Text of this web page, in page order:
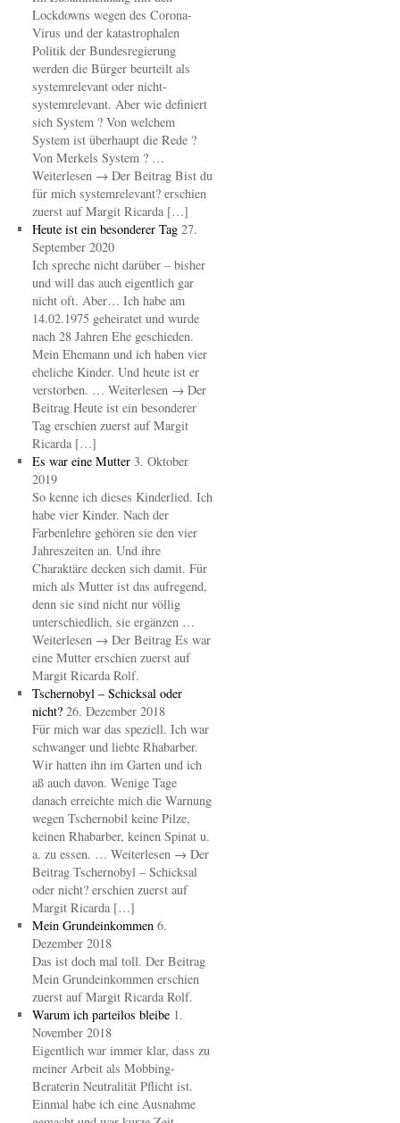
Lockdowns wegen des Corona-
Virus und der katastrophalen
Politik der Bundesregierung
werden die Bürger beurteilt als
systemrelevant oder nicht-
systemrelevant. Aber wie definiert
sich System ? Von welchem
System ist überhaupt die Rede ?
Von Merkels System ? …
Weiterlesen → Der Beitrag Bist du
für mich systemrelevant? erschien
zuerst auf Margit Ricarda […]
Heute ist ein besonderer Tag 27.
September 2020
Ich spreche nicht darüber – bisher
und will das auch eigentlich gar
nicht oft. Aber… Ich habe am
14.02.1975 geheiratet und wurde
nach 28 Jahren Ehe geschieden.
Mein Ehemann und ich haben vier
eheliche Kinder. Und heute ist er
verstorben. … Weiterlesen → Der
Beitrag Heute ist ein besonderer
Tag erschien zuerst auf Margit
Ricarda […]
Es war eine Mutter 3. Oktober
2019
So kenne ich dieses Kinderlied. Ich
habe vier Kinder. Nach der
Farbenlehre gehören sie den vier
Jahreszeiten an. Und ihre
Charaktäre decken sich damit. Für
mich als Mutter ist das aufregend,
denn sie sind nicht nur völlig
unterschiedlich, sie ergänzen …
Weiterlesen → Der Beitrag Es war
eine Mutter erschien zuerst auf
Margit Ricarda Rolf.
Tschernobyl – Schicksal oder
nicht? 26. Dezember 2018
Für mich war das speziell. Ich war
schwanger und liebte Rhabarber.
Wir hatten ihn im Garten und ich
aß auch davon. Wenige Tage
danach erreichte mich die Warnung
wegen Tschernobil keine Pilze,
keinen Rhabarber, keinen Spinat u.
a. zu essen. … Weiterlesen → Der
Beitrag Tschernobyl – Schicksal
oder nicht? erschien zuerst auf
Margit Ricarda […]
Mein Grundeinkommen 6.
Dezember 2018
Das ist doch mal toll. Der Beitrag
Mein Grundeinkommen erschien
zuerst auf Margit Ricarda Rolf.
Warum ich parteilos bleibe 1.
November 2018
Eigentlich war immer klar, dass zu
meiner Arbeit als Mobbing-
Beraterin Neutralität Pflicht ist.
Einmal habe ich eine Ausnahme